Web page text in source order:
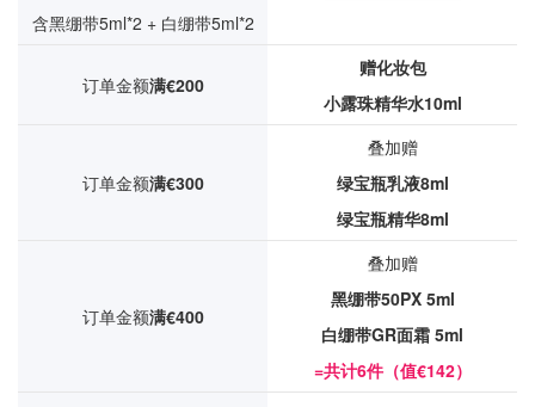
含黑绷带5ml*2 + 白绷带5ml*2
订单金额满€200
赠化妆包
小露珠精华水10ml
订单金额满€300
叠加赠
绿宝瓶乳液8ml
绿宝瓶精华8ml
订单金额满€400
叠加赠
黑绷带50PX 5ml
白绷带GR面霜 5ml
=共计6件（值€142）